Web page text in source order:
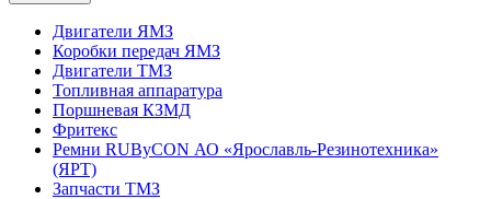
Двигатели ЯМЗ
Коробки передач ЯМЗ
Двигатели ТМЗ
Топливная аппаратура
Поршневая КЗМД
Фритекс
Ремни RUByCON АО «Ярославль-Резинотехника»
(ЯРТ)
Запчасти ТМЗ